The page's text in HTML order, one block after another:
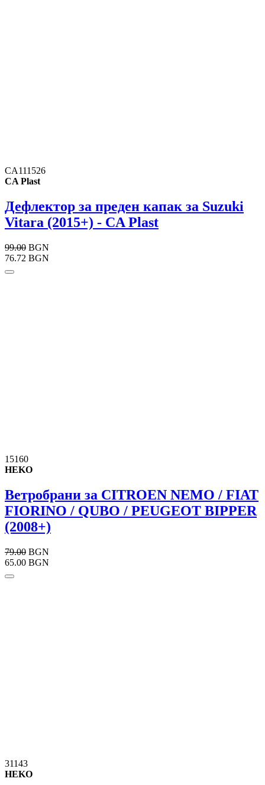
CA111526
CA Plast
Дефлектор за преден капак за Suzuki
Vitara (2015+) - CA Plast
99.00 BGN
76.72 BGN
15160
HEKO
Ветробрани за CITROEN NEMO / FIAT
FIORINO / QUBO / PEUGEOT BIPPER
(2008+)
79.00 BGN
65.00 BGN
31143
HEKO